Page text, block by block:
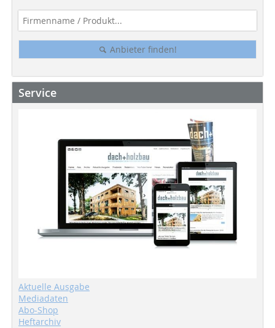
Anbieter finden!
Service
Aktuelle Ausgabe
Mediadaten
Abo-Shop
Heftarchiv